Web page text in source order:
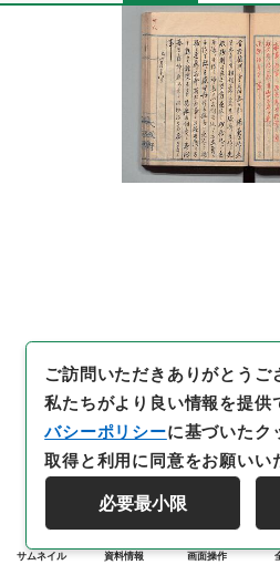
サムネイル 資料情報 画面操作
ご訪問いただきありがとうご
私たちがより良い情報を提供
バシーポリシーに基づいた
取得と利用に同意をお願いい
必要最小限